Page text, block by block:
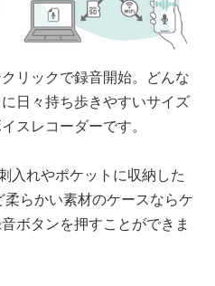
リックで録音開始。どんな
日々持ち歩きやすいサイズ
イスレコーダーです。
入れやポケットに収納した
柔らかい素材のケースならケ
ボタンを押すことができま